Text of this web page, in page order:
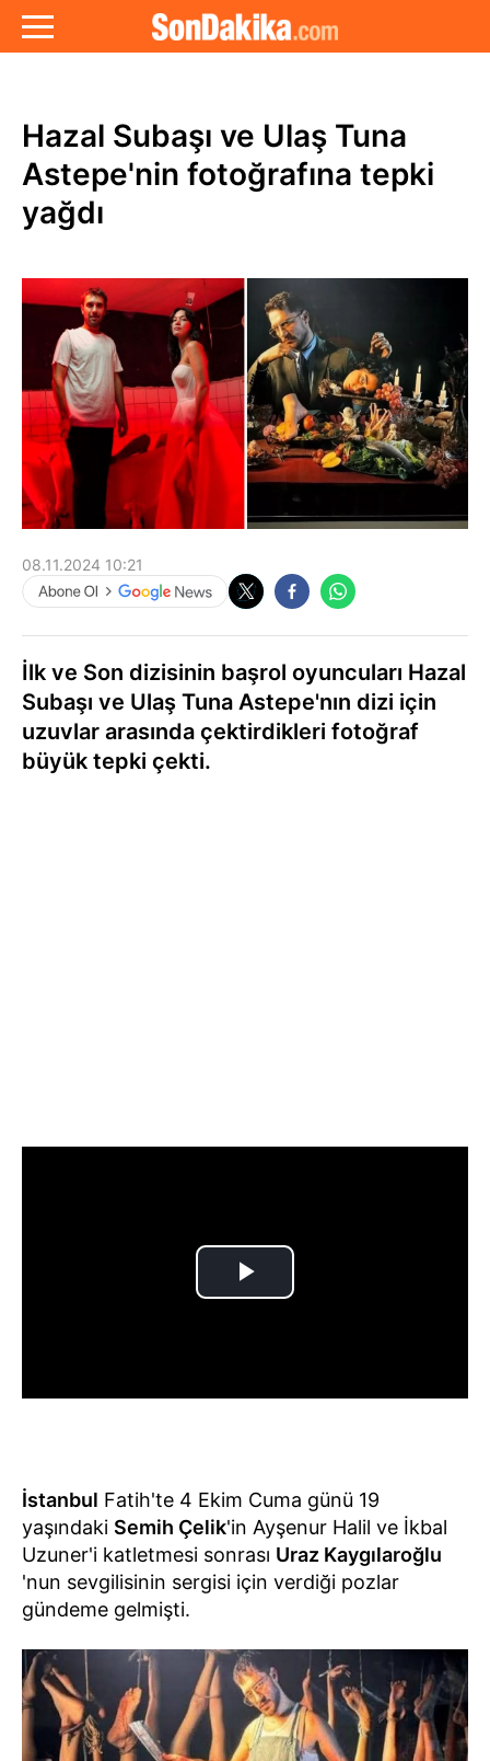
Hazal Subaşı ve Ulaş Tuna
Astepe'nin fotoğrafına tepki
yağdı
08.11.2024 10:21
İlk ve Son dizisinin başrol oyuncuları Hazal
Subaşı ve Ulaş Tuna Astepe'nın dizi için
uzuvlar arasında çektirdikleri fotoğraf
büyük tepki çekti.
İstanbul Fatih'te 4 Ekim Cuma günü 19
yaşındaki Semih Çelik'in Ayşenur Halil ve İkbal
Uzuner'i katletmesi sonrası Uraz Kaygılaroğlu
'nun sevgilisinin sergisi için verdiği pozlar
gündeme gelmişti.